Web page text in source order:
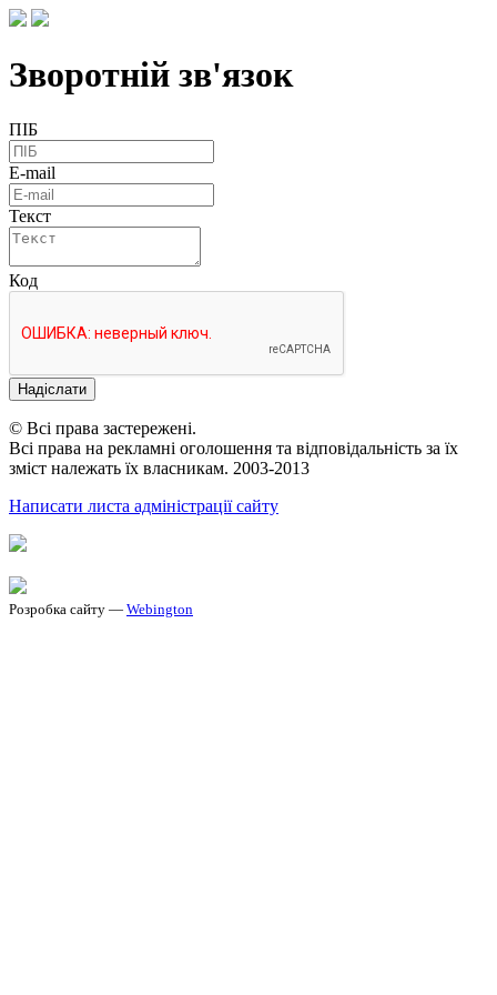
Зворотній зв'язок
ПІБ
E-mail
Текст
Код
Надіслати
© Всі права застережені.
Всі права на рекламні оголошення та відповідальність за їх
зміст належать їх власникам. 2003-2013
Написати листа адміністрації сайту
Розробка сайту — Webington